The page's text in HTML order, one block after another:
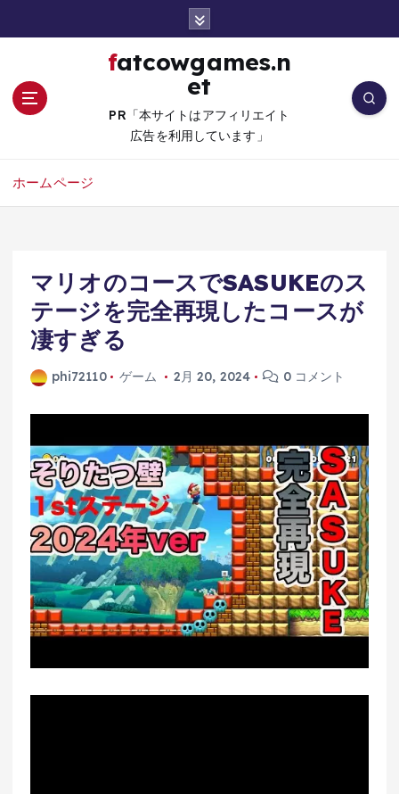
fatcowgames.n
et
PR「本サイトはアフィリエイト
広告を利用しています」
ホームページ
マリオのコースでSASUKEのス
テージを完全再現したコースが
凄すぎる
phi72110 ゲーム 2月 20, 2024 0 コメント